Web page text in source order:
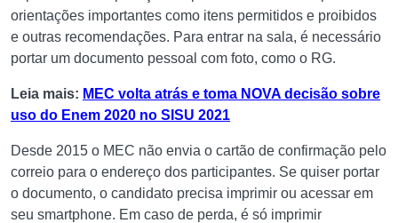
orientações importantes como itens permitidos e proibidos
e outras recomendações. Para entrar na sala, é necessário
portar um documento pessoal com foto, como o RG.
Leia mais: MEC volta atrás e toma NOVA decisão sobre
uso do Enem 2020 no SISU 2021
Desde 2015 o MEC não envia o cartão de confirmação pelo
correio para o endereço dos participantes. Se quiser portar
o documento, o candidato precisa imprimir ou acessar em
seu smartphone. Em caso de perda, é só imprimir